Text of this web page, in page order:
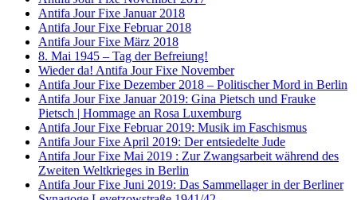
Antifa Jour Fixe Januar 2018
Antifa Jour Fixe Februar 2018
Antifa Jour Fixe März 2018
8. Mai 1945 – Tag der Befreiung!
Wieder da! Antifa Jour Fixe November
Antifa Jour Fixe Dezember 2018 – Politischer Mord in Berlin
Antifa Jour Fixe Januar 2019: Gina Pietsch und Frauke
Pietsch | Hommage an Rosa Luxemburg
Antifa Jour Fixe Februar 2019: Musik im Faschismus
Antifa Jour Fixe April 2019: Der entsiedelte Jude
Antifa Jour Fixe Mai 2019 : Zur Zwangsarbeit während des
Zweiten Weltkrieges in Berlin
Antifa Jour Fixe Juni 2019: Das Sammellager in der Berliner